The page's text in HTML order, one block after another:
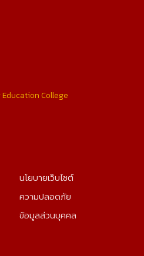
College
นโยบายเว็บไซต์
ความปลอดภัย
ข้อมูลส่วนบุคคล